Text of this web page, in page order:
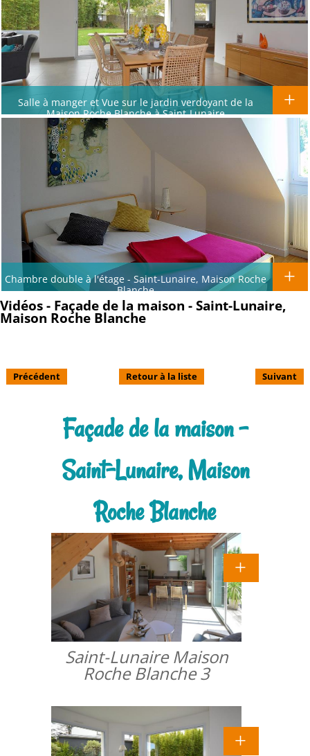
Salle à manger et Vue sur le jardin verdoyant de la
Maison Roche Blanche à Saint-Lunaire
Chambre double à l'étage - Saint-Lunaire, Maison Roche
Blanche
Vidéos - Façade de la maison - Saint-Lunaire,
Maison Roche Blanche
Précédent Retour à la liste Suivant
Façade de la maison -
Saint-Lunaire, Maison
Roche Blanche
Saint-Lunaire Maison
Roche Blanche 3